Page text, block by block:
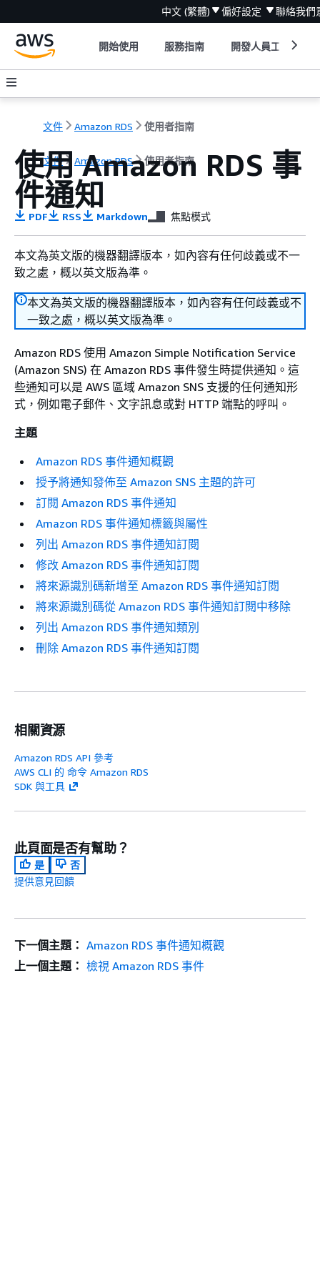
中文 (繁體) 偏好設定 聯絡我們
開始使用 服務指南 開發人員工具
文件 Amazon RDS 使用者指南
文件 Amazon RDS 使用者指南
使用 Amazon RDS 事
件通知
PDF RSS Markdown 焦點模式
本文為英文版的機器翻譯版本，如內容有任何歧義或不一
致之處，概以英文版為準。
本文為英文版的機器翻譯版本，如內容有任何歧義或不
一致之處，概以英文版為準。
Amazon RDS 使用 Amazon Simple Notification Service
(Amazon SNS) 在 Amazon RDS 事件發生時提供通知。這
些通知可以是 AWS 區域 Amazon SNS 支援的任何通知形
式，例如電子郵件、文字訊息或對 HTTP 端點的呼叫。
主題
Amazon RDS 事件通知概觀
授予將通知發佈至 Amazon SNS 主題的許可
訂閱 Amazon RDS 事件通知
Amazon RDS 事件通知標籤與屬性
列出 Amazon RDS 事件通知訂閱
修改 Amazon RDS 事件通知訂閱
將來源識別碼新增至 Amazon RDS 事件通知訂閱
將來源識別碼從 Amazon RDS 事件通知訂閱中移除
列出 Amazon RDS 事件通知類別
刪除 Amazon RDS 事件通知訂閱
相關資源
Amazon RDS API 參考
AWS CLI 的 命令 Amazon RDS
SDK 與工具
此頁面是否有幫助？
是
否
提供意見回饋
下一個主題： Amazon RDS 事件通知概觀
上一個主題： 檢視 Amazon RDS 事件